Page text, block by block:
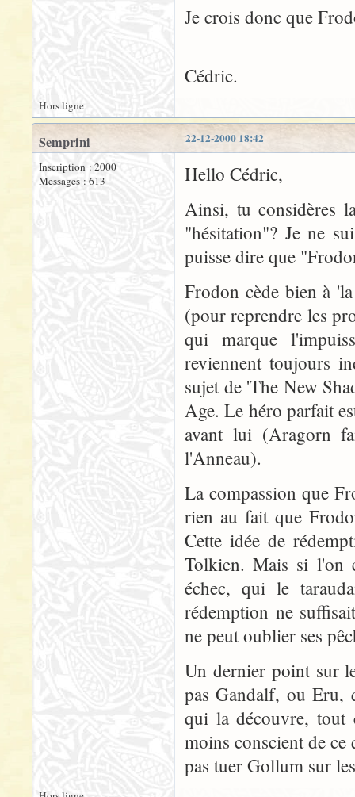
Je crois donc que
Cédric.
Hors ligne
22-12-2000 18:42
Semprini
Inscription : 2000
Messages : 613
Hello Cédric,
Ainsi, tu considères
"hésitation"? Je ne
puisse dire que
Frodon cède bien à
(pour reprendre les
qui marque
reviennent toujours
sujet de 'The New
Age. Le héro parfait
avant lui (Aragorn
l'Anneau).
La compassion que
rien au fait que
Cette idée de
Tolkien. Mais si l'on
échec, qui le
rédemption ne
ne peut oublier ses
Un dernier point sur
pas Gandalf, ou Eru,
qui la découvre, tout
moins conscient de
pas tuer Gollum sur